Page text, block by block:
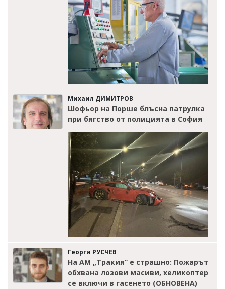
Михаил ДИМИТРОВ
Шофьор на Порше блъсна патрулка
при бягство от полицията в София
Георги РУСЧЕВ
На АМ „Тракия” е страшно: Пожарът
обхвана лозови масиви, хеликоптер
се включи в гасенето (ОБНОВЕНА)